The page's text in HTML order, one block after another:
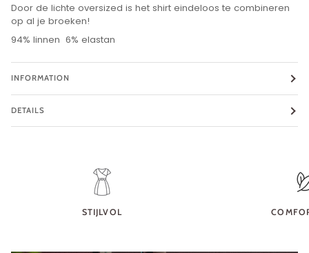
Door de lichte oversized is het shirt eindeloos te combineren
op al je broeken!
94% linnen 6% elastan
INFORMATION
DETAILS
STIJLVOL